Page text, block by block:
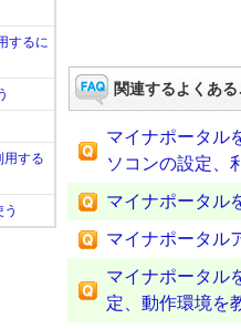
するに
用する
関連するよくある
マイナポータル
ソコンの設定、
マイナポータル
マイナポータル
マイナポータル
定、動作環境を